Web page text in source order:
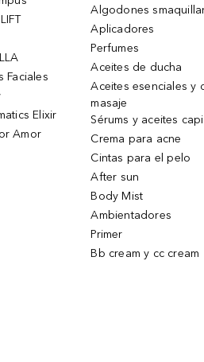
Faciales
Elixir
Amor
Algodones
Aplicadores
Perfumes
Aceites de ducha
Aceites esenciales y
masaje
Sérums y aceites
Crema para acne
Cintas para el pelo
After sun
Body Mist
Ambientadores
Primer
Bb cream y cc cream